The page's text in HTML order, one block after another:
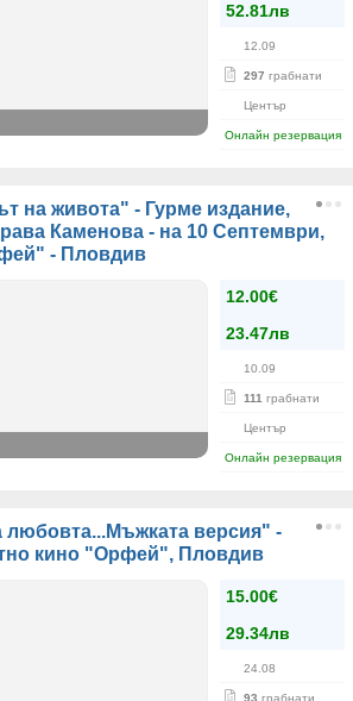
52.81лв
12.09
297 грабнати
Център
Онлайн резервация
на живота" - Гурме издание,
Каменова - на 10 Септември,
- Пловдив
12.00€
23.47лв
10.09
111 грабнати
Център
Онлайн резервация
любовта...Мъжката версия" -
кино "Орфей", Пловдив
15.00€
29.34лв
24.08
93 грабнати